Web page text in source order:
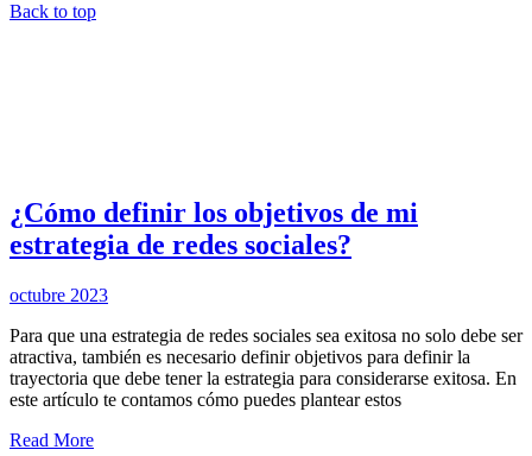
Back to top
¿Cómo definir los objetivos de mi
estrategia de redes sociales?
octubre 2023
Para que una estrategia de redes sociales sea exitosa no solo debe ser
atractiva, también es necesario definir objetivos para definir la
trayectoria que debe tener la estrategia para considerarse exitosa. En
este artículo te contamos cómo puedes plantear estos
Read More